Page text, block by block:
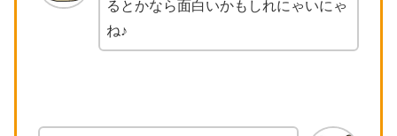
るとかなら面白いかもしれにゃいにゃ
ね♪